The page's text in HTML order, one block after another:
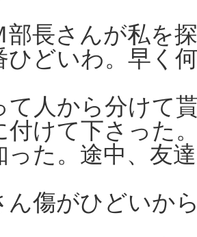
部長さんが私を
ひどいわ。早く
て人から分けて
付けて下さった
った。途中、友
ん傷がひどいか